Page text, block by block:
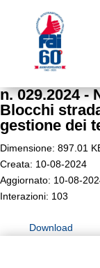
n. 029.2024 -
Blocchi
gestione dei
Dimensione: 897.01
Creata: 10-08-2024
Aggiornato: 10-08-
Interazioni: 103
Download